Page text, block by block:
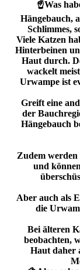
☝️Was
Hängebauch,
Schlimmes,
Viele Katzen
Hinterbeinen
Haut durch.
wackelt
Urwampe ist
Greift eine
der
Hängebauch
Zudem
und
Aber auch als
die
Bei älteren
beobachten,
Haut daher